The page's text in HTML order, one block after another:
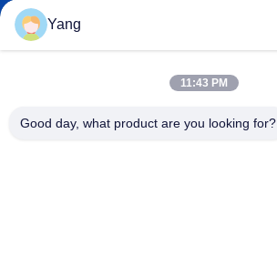
0086-189-9844-3486
Yang
11:43 PM
Good day, what product are you looking for?